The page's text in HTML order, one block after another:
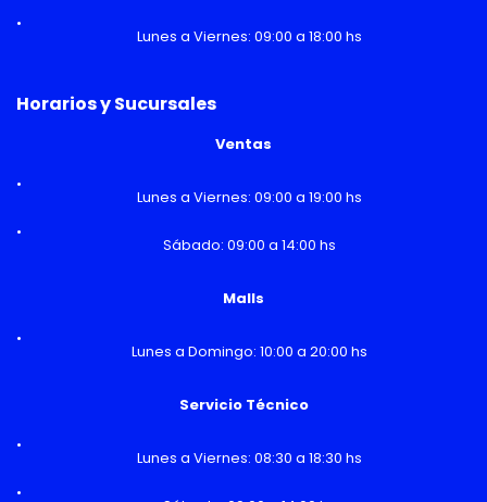
Lunes a Viernes: 09:00 a 18:00 hs
Horarios y Sucursales
Ventas
Lunes a Viernes: 09:00 a 19:00 hs
Sábado: 09:00 a 14:00 hs
Malls
Lunes a Domingo: 10:00 a 20:00 hs
Servicio Técnico
Lunes a Viernes: 08:30 a 18:30 hs